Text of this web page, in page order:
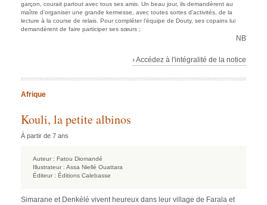
garçon, courait partout avec tous ses amis. Un beau jour, ils demandèrent au
maître d’organiser une grande kermesse, avec toutes sortes d’activités, de la
lecture à la course de relais. Pour compléter l’équipe de Douty, ses copains lui
demandèrent de faire participer ses sœurs ;
NB
› Accédez à l'intégralité de la notice
Afrique
Kouli, la petite albinos
À partir de 7 ans
Auteur : Fatou Diomandé
Illustrateur : Assa Niellé Ouattara
Éditeur : Éditions Calebasse
Simarane et Denkélé vivent heureux dans leur village de Farala et